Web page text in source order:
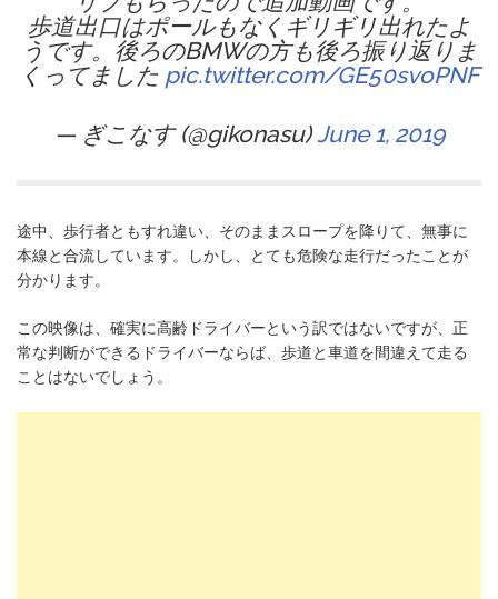
歩道出口はポールもなくギリギリ出れたよ
うです。後ろのBMWの方も後ろ振り返りま
くってました pic.twitter.com/GE50svoPNF
— ぎこなす (@gikonasu)June 1, 2019
途中、歩行者ともすれ違い、そのままスロープを降りて、無事に
本線と合流しています。しかし、とても危険な走行だったことが
分かります。
この映像は、確実に高齢ドライバーという訳ではないですが、正
常な判断ができるドライバーならば、歩道と車道を間違えて走る
ことはないでしょう。